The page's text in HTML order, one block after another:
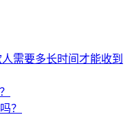
需要多长时间才能收到
？